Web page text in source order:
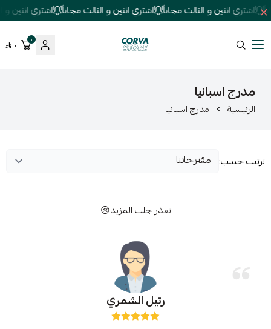
اشتري اثنين و الثالث مجاناً اشتري اثنين و الثالث مجاناً اشتري اثنين و
كورفا ستور
٠ ٠
مدرج اسبانيا
الرئيسية مدرج اسبانيا
ترتيب حسب:
تعذر جلب المزيد😢
رتيل الشمري